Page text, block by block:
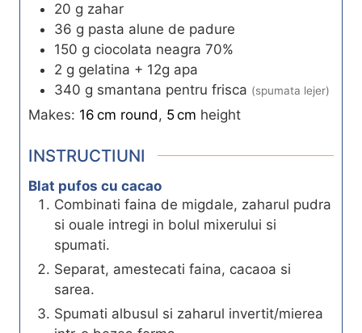
20 g zahar
36 g pasta alune de padure
150 g ciocolata neagra 70%
2 g gelatina + 12g apa
340 g smantana pentru frisca (spumata lejer)
Makes: 16 cm round, 5cm height
INSTRUCTIUNI
Blat pufos cu cacao
Combinati faina de migdale, zaharul pudra
si ouale intregi in bolul mixerului si
spumati.
Separat, amestecati faina, cacaoa si
sarea.
Spumati albusul si zaharul invertit/mierea